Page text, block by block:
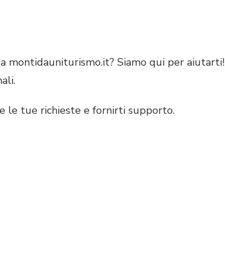
montidauniturismo.it? Siamo qui per aiutarti!
le tue richieste e fornirti supporto.